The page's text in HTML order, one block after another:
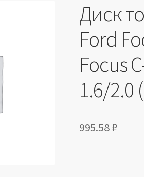
Диск
Ford
Focus
1.6/2.0
995.58₽